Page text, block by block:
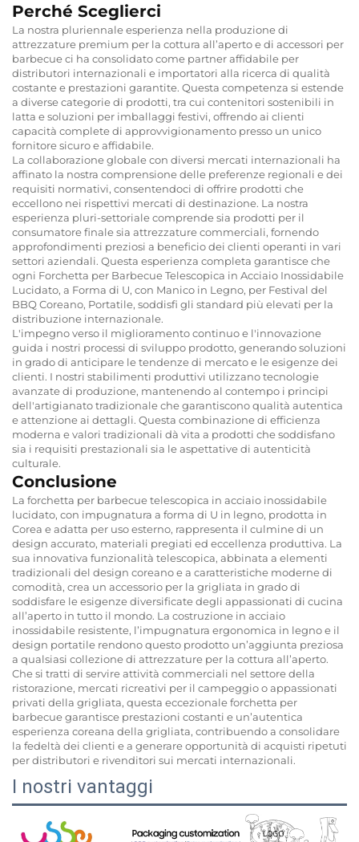
Perché Sceglierci
La nostra pluriennale esperienza nella produzione di
attrezzature premium per la cottura all’aperto e di accessori per
barbecue ci ha consolidato come partner affidabile per
distributori internazionali e importatori alla ricerca di qualità
costante e prestazioni garantite. Questa competenza si estende
a diverse categorie di prodotti, tra cui contenitori sostenibili in
latta e soluzioni per imballaggi festivi, offrendo ai clienti
capacità complete di approvvigionamento presso un unico
fornitore sicuro e affidabile.
La collaborazione globale con diversi mercati internazionali ha
affinato la nostra comprensione delle preferenze regionali e dei
requisiti normativi, consentendoci di offrire prodotti che
eccellono nei rispettivi mercati di destinazione. La nostra
esperienza pluri-settoriale comprende sia prodotti per il
consumatore finale sia attrezzature commerciali, fornendo
approfondimenti preziosi a beneficio dei clienti operanti in vari
settori aziendali. Questa esperienza completa garantisce che
ogni Forchetta per Barbecue Telescopica in Acciaio Inossidabile
Lucidato, a Forma di U, con Manico in Legno, per Festival del
BBQ Coreano, Portatile, soddisfi gli standard più elevati per la
distribuzione internazionale.
L'impegno verso il miglioramento continuo e l'innovazione
guida i nostri processi di sviluppo prodotto, generando soluzioni
in grado di anticipare le tendenze di mercato e le esigenze dei
clienti. I nostri stabilimenti produttivi utilizzano tecnologie
avanzate di produzione, mantenendo al contempo i principi
dell'artigianato tradizionale che garantiscono qualità autentica
e attenzione ai dettagli. Questa combinazione di efficienza
moderna e valori tradizionali dà vita a prodotti che soddisfano
sia i requisiti prestazionali sia le aspettative di autenticità
culturale.
Conclusione
La forchetta per barbecue telescopica in acciaio inossidabile
lucidato, con impugnatura a forma di U in legno, prodotta in
Corea e adatta per uso esterno, rappresenta il culmine di un
design accurato, materiali pregiati ed eccellenza produttiva. La
sua innovativa funzionalità telescopica, abbinata a elementi
tradizionali del design coreano e a caratteristiche moderne di
comodità, crea un accessorio per la grigliata in grado di
soddisfare le esigenze diversificate degli appassionati di cucina
all’aperto in tutto il mondo. La costruzione in acciaio
inossidabile resistente, l’impugnatura ergonomica in legno e il
design portatile rendono questo prodotto un’aggiunta preziosa
a qualsiasi collezione di attrezzature per la cottura all’aperto.
Che si tratti di servire attività commerciali nel settore della
ristorazione, mercati ricreativi per il campeggio o appassionati
privati della grigliata, questa eccezionale forchetta per
barbecue garantisce prestazioni costanti e un’autentica
esperienza coreana della grigliata, contribuendo a consolidare
la fedeltà dei clienti e a generare opportunità di acquisti ripetuti
per distributori e rivenditori sui mercati internazionali.
I nostri vantaggi